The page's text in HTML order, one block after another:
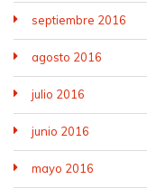
septiembre 2016
agosto 2016
julio 2016
junio 2016
mayo 2016